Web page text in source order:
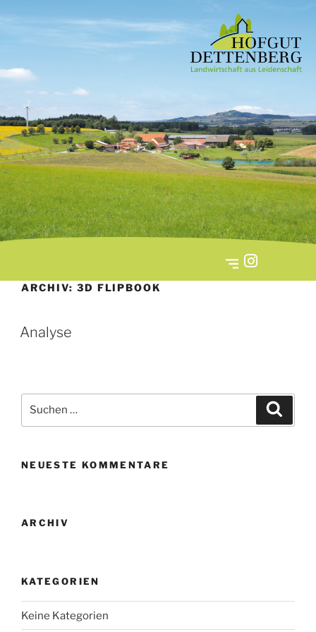
ARCHIV: 3D FLIPBOOK
Analyse
NEUESTE KOMMENTARE
ARCHIV
KATEGORIEN
Keine Kategorien